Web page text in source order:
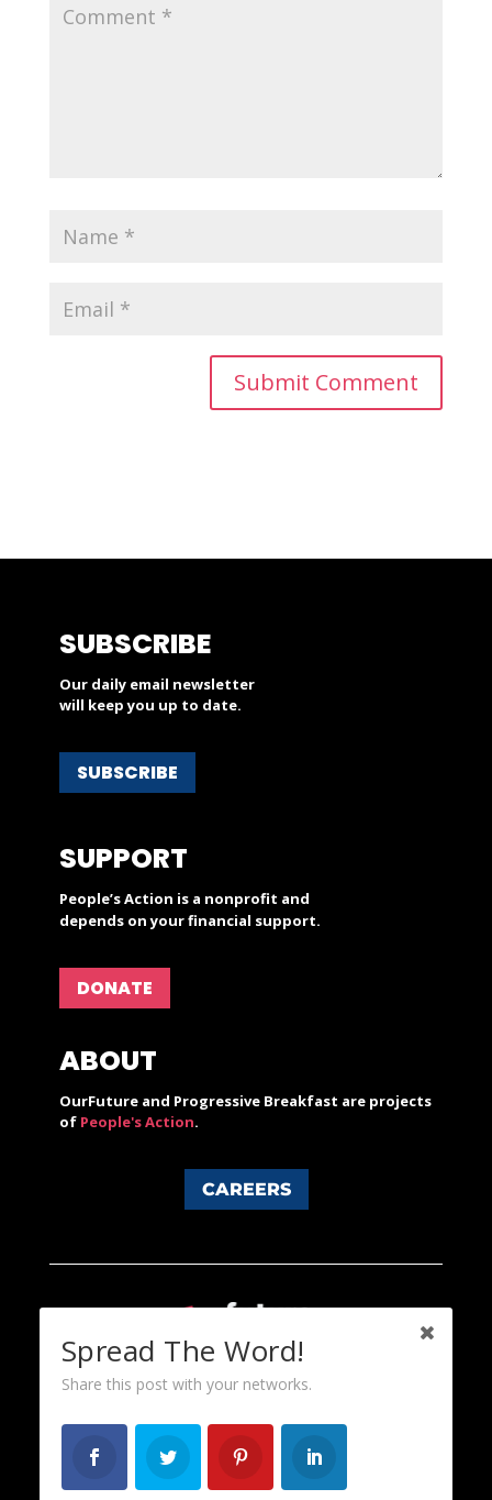
SUBSCRIBE
Our daily email newsletter
will keep you up to date.
SUBSCRIBE
SUPPORT
People’s Action is a nonprofit and
depends on your financial support.
DONATE
ABOUT
OurFuture and Progressive Breakfast are projects
of People's Action.
CAREERS
Spread The Word!
Share this post with your networks.